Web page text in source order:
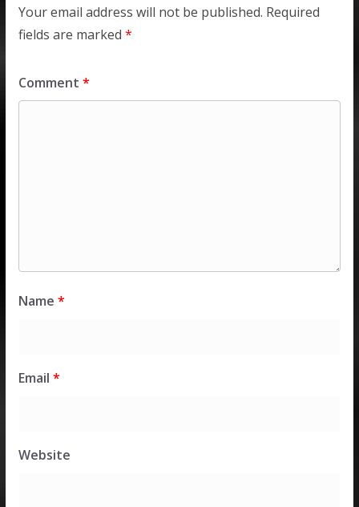
Your email address will not be published. Required
fields are marked *
Comment *
Name *
Email *
Website